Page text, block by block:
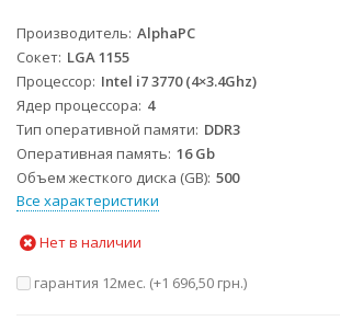
Производитель AlphaPC
Сокет LGA 1155
Процессор Intel i7 3770 (4×3.4Ghz)
Ядер процессора 4
Тип оперативной памяти DDR3
Оперативная память 16 Gb
Объем жесткого диска (GB) 500
Все характеристики
Нет в наличии
гарантия 12мес. (+1 696,50 грн.)